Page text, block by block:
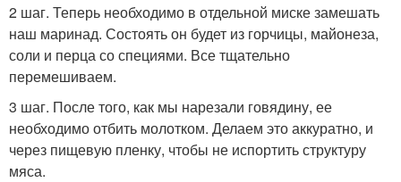
2 шаг. Теперь необходимо в отдельной миске замешать
наш маринад. Состоять он будет из горчицы, майонеза,
соли и перца со специями. Все тщательно
перемешиваем.
3 шаг. После того, как мы нарезали говядину, ее
необходимо отбить молотком. Делаем это аккуратно, и
через пищевую пленку, чтобы не испортить структуру
мяса.